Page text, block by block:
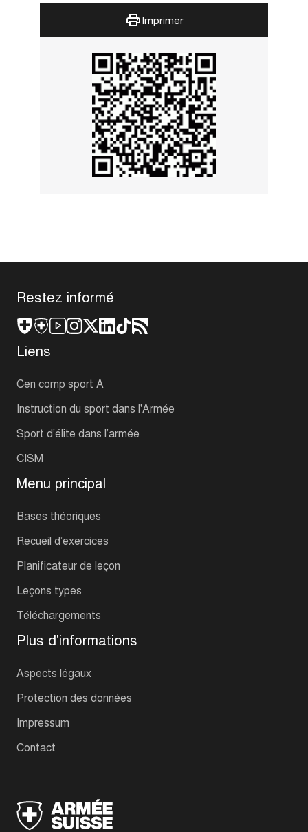
Imprimer
Restez informé
Liens
Cen comp sport A
Instruction du sport dans l'Armée
Sport d’élite dans l’armée
CISM
Menu principal
Bases théoriques
Recueil d’exercices
Planificateur de leçon
Leçons types
Téléchargements
Plus d'informations
Aspects légaux
Protection des données
Impressum
Contact